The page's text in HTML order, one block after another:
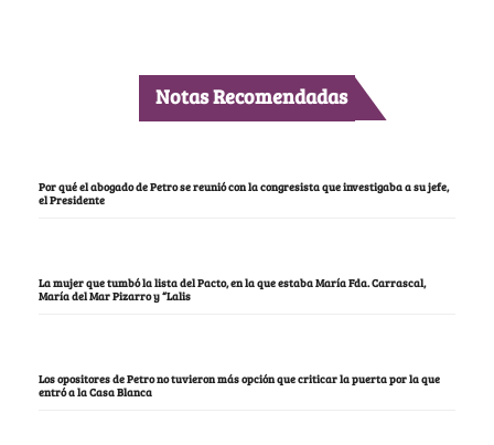
Notas Recomendadas
Por qué el abogado de Petro se reunió con la congresista que investigaba a su jefe,
el Presidente
La mujer que tumbó la lista del Pacto, en la que estaba María Fda. Carrascal,
María del Mar Pizarro y “Lalis
Los opositores de Petro no tuvieron más opción que criticar la puerta por la que
entró a la Casa Blanca